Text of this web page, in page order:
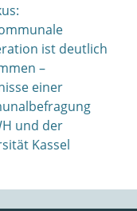
ist deutlich
–
einer
und der
Kassel